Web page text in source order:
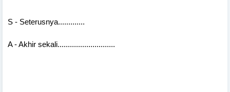
S - Seterusnya.............
A - Akhir sekali............................